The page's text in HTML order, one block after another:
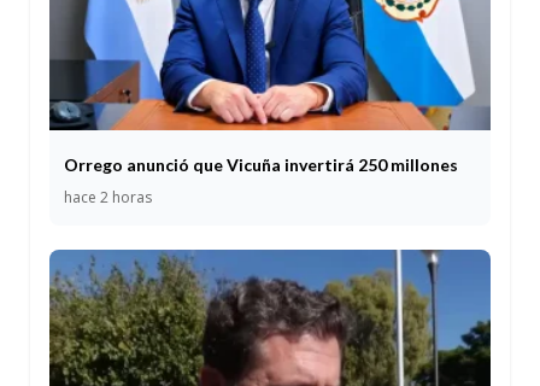
Orrego anunció que Vicuña invertirá 250 millones
hace 2 horas